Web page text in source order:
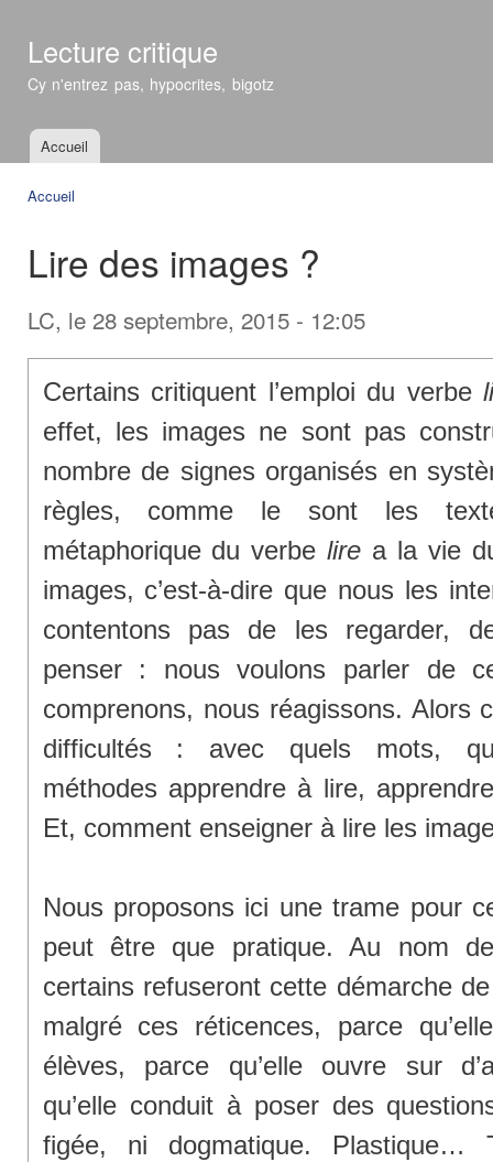
Lecture critique
Cy n'entrez pas, hypocrites, bigotz
Menu principal
Accueil
Accueil
Lire des images ?
LC, le 28 septembre, 2015 - 12:05
Certains critiquent l’emploi du verbe
effet, les images ne sont pas
nombre de signes organisés en
règles, comme le sont les
métaphorique du verbelire a la vie
images, c’est-à-dire que nous les
contentons pas de les regarder,
penser : nous voulons parler de
comprenons, nous réagissons. Alors
difficultés : avec quels mots,
méthodes apprendre à lire,
Et, comment enseigner à lire les
Nous proposons ici une trame pour
peut être que pratique. Au nom
certains refuseront cette démarche
malgré ces réticences, parce
élèves, parce qu’elle ouvre sur
qu’elle conduit à poser des
figée, ni dogmatique. Plastique…